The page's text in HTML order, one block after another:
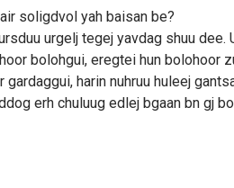
soligdvol yah baisan be?
urgelj tegej yavdag shuu dee.
bolohgui, eregtei hun bolohoor
gardaggui, harin nuhruu huleej
erh chuluug edlej bgaan bn gj